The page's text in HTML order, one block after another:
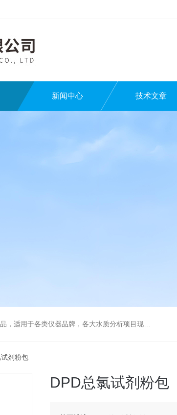
新闻中心 技术文章
于各类仪器品牌，各大水质分析项目现场及实验室
剂粉包
DPD总氯试剂粉包